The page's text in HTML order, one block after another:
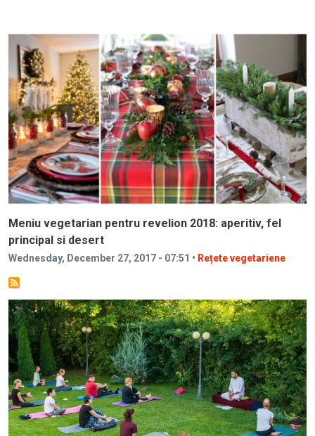
Meniu vegetarian pentru revelion 2018: aperitiv, fel
principal si desert
Wednesday, December 27, 2017 - 07:51 • Rețete vegetariene
Image